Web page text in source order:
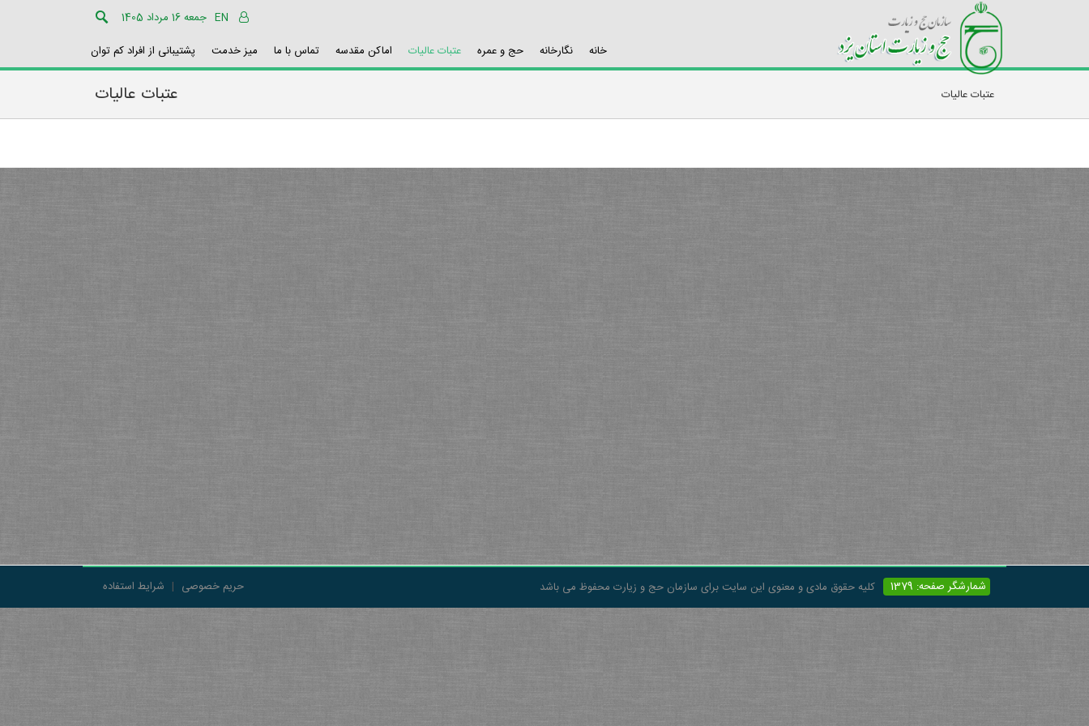
جمعه 16 مرداد 1405 EN
خانه
نگارخانه حج و عمره عتبات عالیات اماکن مقدسه تماس با ما میز خدمت پشتیبانی از افراد کم توان
عتبات عالیات عتبات عالیات
شمارشگر صفحه: 1379 کلیه حقوق مادی و معنوی این سایت برای سازمان حج و زیارت محفوظ می باشد حریم خصوصی | شرایط استفاده